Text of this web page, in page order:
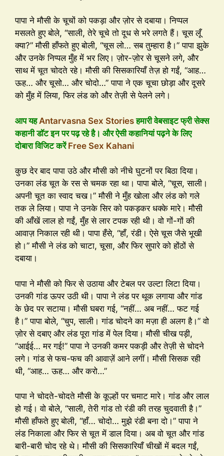
पापा ने मौसी के चूचों को पकड़ा और ज़ोर से दबाया। निप्पल
मसलते हुए बोले, “साली, तेरे चूचे तो दूध से भरे लगते हैं। चूस लूँ
क्या?” मौसी हाँफते हुए बोली, “चूस लो… सब तुम्हारा है।” पापा झुके
और उनके निप्पल मुँह में भर लिए। ज़ोर-ज़ोर से चूसने लगे, और
साथ में चूत चोदते रहे। मौसी की सिसकारियाँ तेज़ हो गईं, “आह…
ऊह… और चूसो… और चोदो…” पापा ने एक चूचा छोड़ा और दूसरे
को मुँह में लिया, फिर लंड को और तेज़ी से पेलने लगे।
आप यहAntarvasna Sex Storiesहमारी वेबसाइट फ्री सेक्स
कहानी डॉट इन पर पढ़ रहे है। और ऐसी कहानियां पढ़ने के लिए
दोबारा विजिट करेंFree Sex Kahani
कुछ देर बाद पापा उठे और मौसी को नीचे घुटनों पर बिठा दिया।
उनका लंड चूत के रस से चमक रहा था। पापा बोले, “चूस, साली।
अपनी चूत का स्वाद चख।” मौसी ने मुँह खोला और लंड को गले
तक ले लिया। पापा ने उनके सिर को पकड़कर धक्के मारे। मौसी
की आँखें लाल हो गईं, मुँह से लार टपक रही थी। वो गों-गों की
आवाज़ निकाल रही थी। पापा हँसे, “हाँ, रंडी। ऐसे चूस जैसे भूखी
हो।” मौसी ने लंड को चाटा, चूसा, और फिर सुपारे को होंठों से
दबाया।
पापा ने मौसी को फिर से उठाया और टेबल पर उल्टा लिटा दिया।
उनकी गांड ऊपर उठी थी। पापा ने लंड पर थूक लगाया और गांड
के छेद पर सटाया। मौसी घबरा गई, “नहीं… अब नहीं… फट गई
है।” पापा बोले, “चुप, साली। गांड चोदने का मज़ा ही अलग है।” वो
ज़ोर से दबाए और लंड पूरा गांड में पेल दिया। मौसी चीख पड़ी,
“आईई… मर गई!” पापा ने उनकी कमर पकड़ी और तेज़ी से चोदने
लगे। गांड से फच-फच की आवाज़ें आने लगीं। मौसी सिसक रही
थी, “आह… ऊह… और करो…”
पापा ने चोदते-चोदते मौसी के कूल्हों पर चमाट मारे। गांड और लाल
हो गई। वो बोले, “साली, तेरी गांड तो रंडी की तरह चुदवाती है।”
मौसी हाँफते हुए बोली, “हाँ… चोदो… मुझे रंडी बना दो।” पापा ने
लंड निकाला और फिर से चूत में डाल दिया। अब वो चूत और गांड
बारी-बारी चोद रहे थे। मौसी की सिसकारियाँ चीखों में बदल गईं,